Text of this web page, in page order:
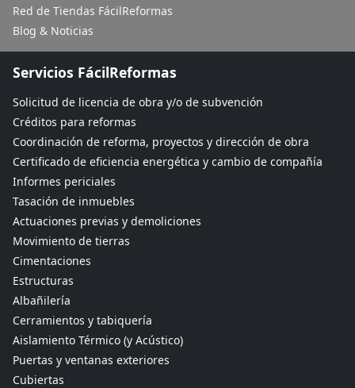
Red de Tiendas FácilReformas
Blog & Noticias
Servicios FácilReformas
Solicitud de licencia de obra y/o de subvención
Créditos para reformas
Coordinación de reforma, proyectos y dirección de obra
Certificado de eficiencia energética y cambio de compañía
Informes periciales
Tasación de inmuebles
Actuaciones previas y demoliciones
Movimiento de tierras
Cimentaciones
Estructuras
Albañilería
Cerramientos y tabiquería
Aislamiento Térmico (y Acústico)
Puertas y ventanas exteriores
Cubiertas